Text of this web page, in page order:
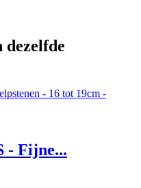
dezelfde
- Fijne...